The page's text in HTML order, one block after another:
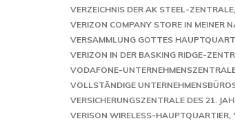
VERZEICHNIS DER AK STEEL-ZENTRALE
VERIZON COMPANY STORE IN MEINER
VERSAMMLUNG GOTTES
VERIZON IN DER BASKING RIDGE-
VODAFONE-
VOLLSTÄNDIGE
VERSICHERUNGSZENTRALE DES 21.
VERISON WIRELESS-HAUPTQUARTIER